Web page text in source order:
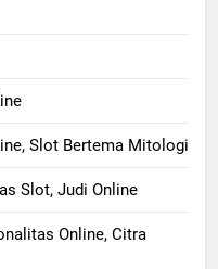
Slot Bertema Mitologi
Slot, Judi Online
Online, Citra